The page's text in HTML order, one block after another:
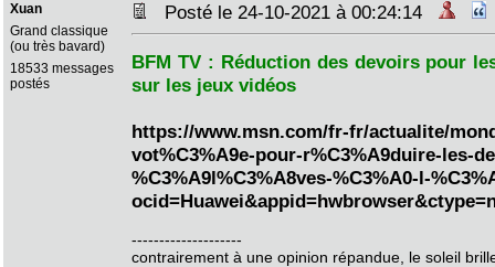
Xuan
Grand classique
(ou très bavard)
18533 messages
postés
Posté le 24-10-2021 à 00:24:14
BFM TV : Réduction des devoirs pour
sur les jeux vidéos
https://www.msn.com/fr-fr/actualite/
vot%C3%A9e-pour-r%C3%A9duire-les-
%C3%A9l%C3%A8ves-%C3%A0-l-
--------------------
contrairement à une opinion répandue, le soleil